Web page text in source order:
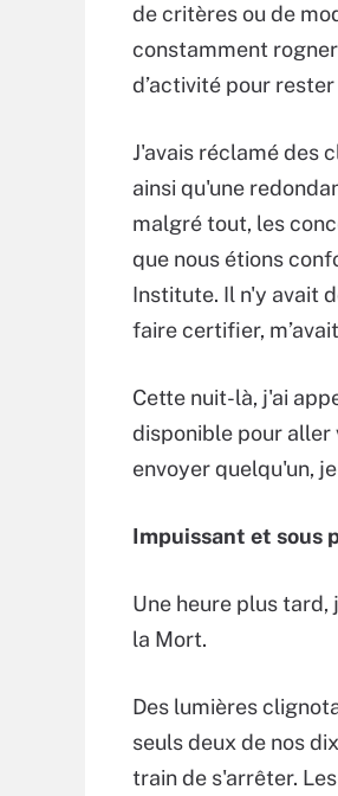
de critères ou de
constamment
d’activité pour
J'avais réclamé des
ainsi qu'une
malgré tout, les
que nous étions
Institute. Il n'y avait
faire certifier,
Cette nuit-là, j'ai
disponible pour aller
envoyer quelqu'un,
Impuissant et sous
Une heure plus
la Mort.
Des lumières
seuls deux de nos
train de s'arrêter.